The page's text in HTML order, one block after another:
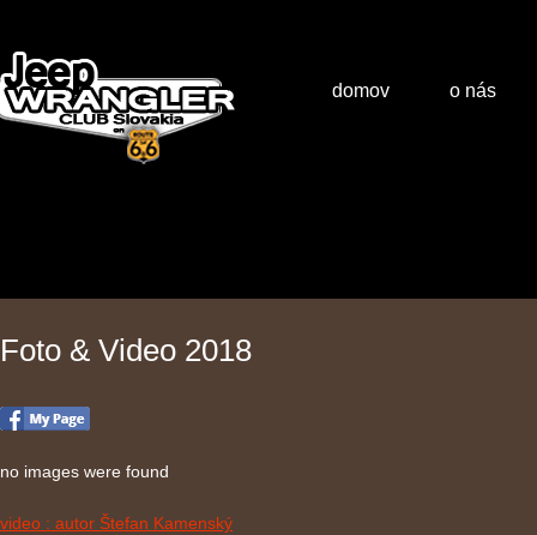
domov o nás
Foto & Video 2018
no images were found
video : autor Štefan Kamenský